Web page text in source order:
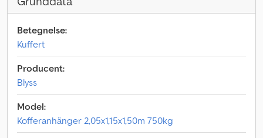
Betegnelse:
Kuffert
Producent:
Blyss
Model:
Kofferanhänger 2,05x1,15x1,50m 750kg